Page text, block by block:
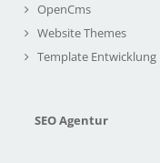
OpenCms
Website Themes
Template Entwicklung
SEO Agentur